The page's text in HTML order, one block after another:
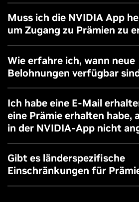
Die Prämien werden in der
Beanspruchung vergeben. Eine
ausgeschlossen.
Muss ich die NVIDIA App
um Zugang zu Prämien zu
Prämien sind nur über die NVIDIA
zugänglich.
Wie erfahre ich, wann neue
Belohnungen verfügbar
Folge den GeForce-Kanälen und
Einstellungen, um über die
auf dem Laufenden zu bleiben.
Ich habe eine E-Mail
eine Prämie erhalten habe,
in der NVIDIA-App nicht
Bitte überprüfe deine NVIDIA-
sicherzustellen, dass du dich für
Du kannst dich bei Fragen auch an
Team wenden.
Gibt es länderspezifische
Einschränkungen für